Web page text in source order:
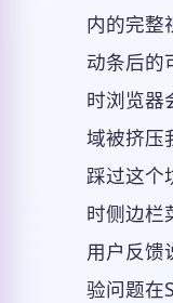
内的完整
动条后的
时浏览器
域被挤压
踩过这个
时侧边栏
用户反馈
验问题在